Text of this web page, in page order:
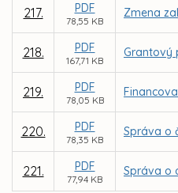
217. PDF
78,55 KB
Zmena
218. PDF
167,71 KB
Grantový
219. PDF
78,05 KB
220. PDF
78,35 KB
Správa o
221. PDF
77,94 KB
Správa o